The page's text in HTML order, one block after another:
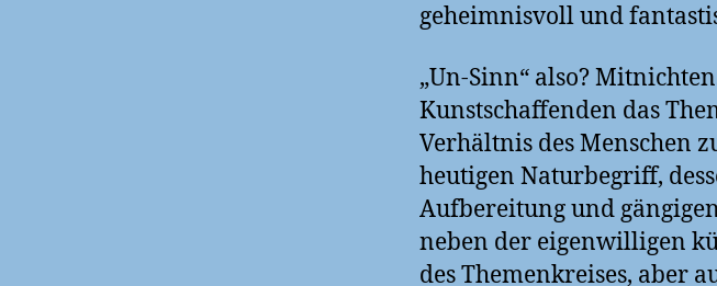
geheimnisvoll und
„Un-Sinn“ also?
Kunstschaffenden das
Verhältnis des Menschen
heutigen Naturbegriff,
Aufbereitung und
neben der eigenwilligen
des Themenkreises, aber